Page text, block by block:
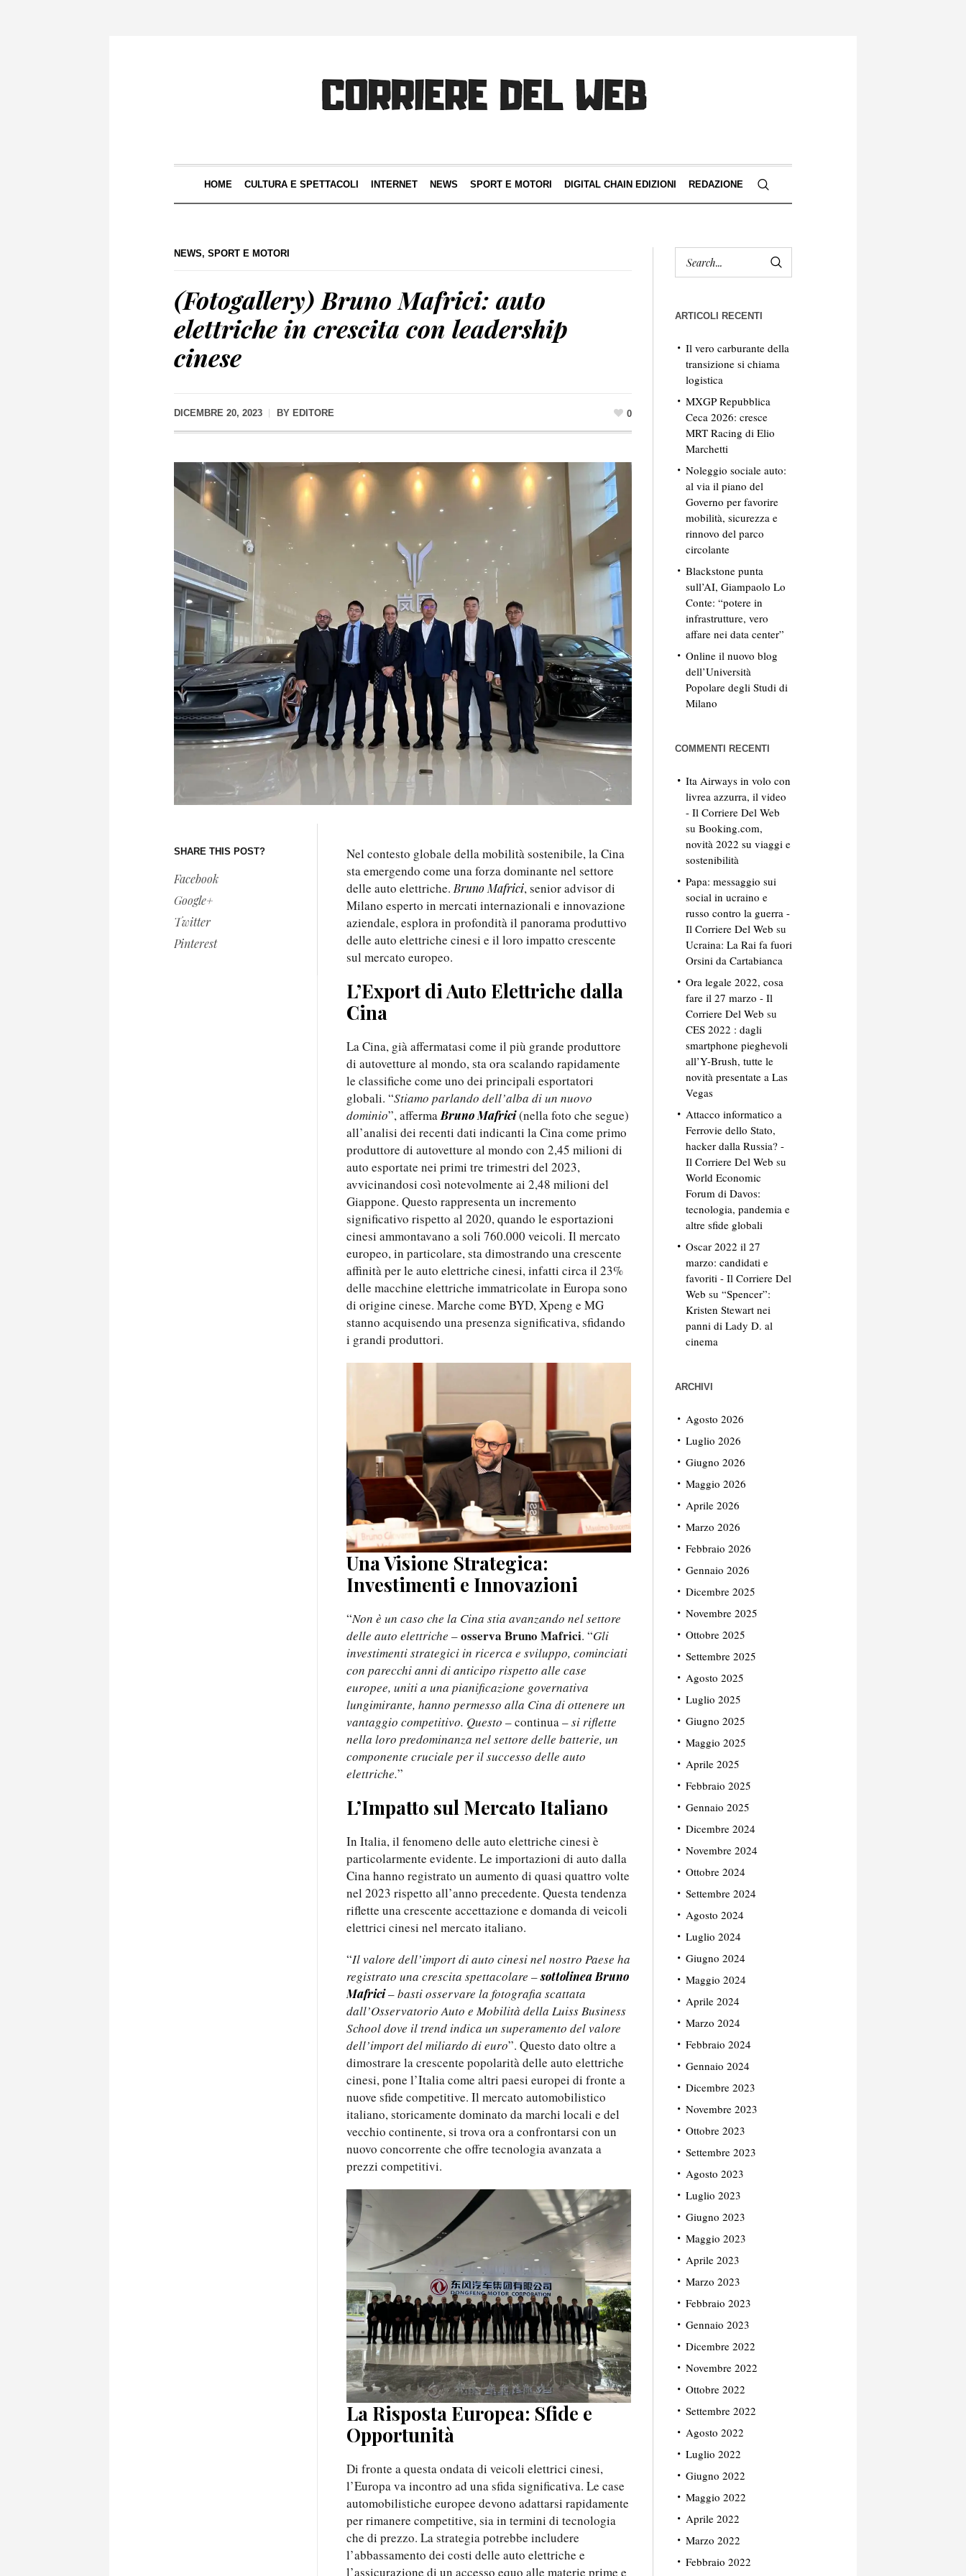
HOME CULTURA E SPETTACOLI INTERNET NEWS SPORT E MOTORI DIGITAL CHAIN EDIZIONI REDAZIONE
NEWS, SPORT E MOTORI
(Fotogallery) Bruno Mafrici: auto
elettriche in crescita con leadership
cinese
DICEMBRE 20, 2023 BY EDITORE 0
SHARE THIS POST?
Facebook
Google+
Twitter
Pinterest
Nel contesto globale della mobilità sostenibile, la Cina
sta emergendo come una forza dominante nel settore
delle auto elettriche.Bruno Mafrici, senior advisor di
Milano esperto in mercati internazionali e innovazione
aziendale, esplora in profondità il panorama produttivo
delle auto elettriche cinesi e il loro impatto crescente
sul mercato europeo.
L’Export di Auto Elettriche dalla
Cina
La Cina, già affermatasi come il più grande produttore
di autovetture al mondo, sta ora scalando rapidamente
le classifiche come uno dei principali esportatori
globali. “Stiamo parlando dell’alba di un nuovo
dominio”, affermaBruno Mafrici(nella foto che segue)
all’analisi dei recenti dati indicanti la Cina come primo
produttore di autovetture al mondo con 2,45 milioni di
auto esportate nei primi tre trimestri del 2023,
avvicinandosi così notevolmente ai 2,48 milioni del
Giappone. Questo rappresenta un incremento
significativo rispetto al 2020, quando le esportazioni
cinesi ammontavano a soli 760.000 veicoli. Il mercato
europeo, in particolare, sta dimostrando una crescente
affinità per le auto elettriche cinesi, infatti circa il 23%
delle macchine elettriche immatricolate in Europa sono
di origine cinese. Marche come BYD, Xpeng e MG
stanno acquisendo una presenza significativa, sfidando
i grandi produttori.
Una Visione Strategica:
Investimenti e Innovazioni
“Non è un caso che la Cina stia avanzando nel settore
delle auto elettriche –osserva Bruno Mafrici. “Gli
investimenti strategici in ricerca e sviluppo, cominciati
con parecchi anni di anticipo rispetto alle case
europee, uniti a una pianificazione governativa
lungimirante, hanno permesso alla Cina di ottenere un
vantaggio competitivo. Questo – continua –si riflette
nella loro predominanza nel settore delle batterie, un
componente cruciale per il successo delle auto
elettriche.”
L’Impatto sul Mercato Italiano
In Italia, il fenomeno delle auto elettriche cinesi è
particolarmente evidente. Le importazioni di auto dalla
Cina hanno registrato un aumento di quasi quattro volte
nel 2023 rispetto all’anno precedente. Questa tendenza
riflette una crescente accettazione e domanda di veicoli
elettrici cinesi nel mercato italiano.
“Il valore dell’import di auto cinesi nel nostro Paese ha
registrato una crescita spettacolare –sottolinea Bruno
Mafrici–basti osservare la fotografia scattata
dall’Osservatorio Auto e Mobilità della Luiss Business
School dove il trend indica un superamento del valore
dell’import del miliardo di euro”. Questo dato oltre a
dimostrare la crescente popolarità delle auto elettriche
cinesi, pone l’Italia come altri paesi europei di fronte a
nuove sfide competitive. Il mercato automobilistico
italiano, storicamente dominato da marchi locali e del
vecchio continente, si trova ora a confrontarsi con un
nuovo concorrente che offre tecnologia avanzata a
prezzi competitivi.
La Risposta Europea: Sfide e
Opportunità
Di fronte a questa ondata di veicoli elettrici cinesi,
l’Europa va incontro ad una sfida significativa. Le case
automobilistiche europee devono adattarsi rapidamente
per rimanere competitive, sia in termini di tecnologia
che di prezzo. La strategia potrebbe includere
l’abbassamento dei costi delle auto elettriche e
l’assicurazione di un accesso equo alle materie prime e
ARTICOLI RECENTI
Il vero carburante della
transizione si chiama
logistica
MXGP Repubblica
Ceca 2026: cresce
MRT Racing di Elio
Marchetti
Noleggio sociale auto:
al via il piano del
Governo per favorire
mobilità, sicurezza e
rinnovo del parco
circolante
Blackstone punta
sull’AI, Giampaolo Lo
Conte: “potere in
infrastrutture, vero
affare nei data center”
Online il nuovo blog
dell’Università
Popolare degli Studi di
Milano
COMMENTI RECENTI
Ita Airways in volo con
livrea azzurra, il video
- Il Corriere Del Web
su Booking.com,
novità 2022 su viaggi e
sostenibilità
Papa: messaggio sui
social in ucraino e
russo contro la guerra -
Il Corriere Del Web su
Ucraina: La Rai fa fuori
Orsini da Cartabianca
Ora legale 2022, cosa
fare il 27 marzo - Il
Corriere Del Web su
CES 2022 : dagli
smartphone pieghevoli
all’Y-Brush, tutte le
novità presentate a Las
Vegas
Attacco informatico a
Ferrovie dello Stato,
hacker dalla Russia? -
Il Corriere Del Web su
World Economic
Forum di Davos:
tecnologia, pandemia e
altre sfide globali
Oscar 2022 il 27
marzo: candidati e
favoriti - Il Corriere Del
Web su “Spencer”:
Kristen Stewart nei
panni di Lady D. al
cinema
ARCHIVI
Agosto 2026
Luglio 2026
Giugno 2026
Maggio 2026
Aprile 2026
Marzo 2026
Febbraio 2026
Gennaio 2026
Dicembre 2025
Novembre 2025
Ottobre 2025
Settembre 2025
Agosto 2025
Luglio 2025
Giugno 2025
Maggio 2025
Aprile 2025
Febbraio 2025
Gennaio 2025
Dicembre 2024
Novembre 2024
Ottobre 2024
Settembre 2024
Agosto 2024
Luglio 2024
Giugno 2024
Maggio 2024
Aprile 2024
Marzo 2024
Febbraio 2024
Gennaio 2024
Dicembre 2023
Novembre 2023
Ottobre 2023
Settembre 2023
Agosto 2023
Luglio 2023
Giugno 2023
Maggio 2023
Aprile 2023
Marzo 2023
Febbraio 2023
Gennaio 2023
Dicembre 2022
Novembre 2022
Ottobre 2022
Settembre 2022
Agosto 2022
Luglio 2022
Giugno 2022
Maggio 2022
Aprile 2022
Marzo 2022
Febbraio 2022